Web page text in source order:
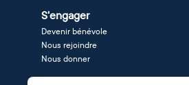
S'engager
Devenir bénévole
Nous rejoindre
Nous donner